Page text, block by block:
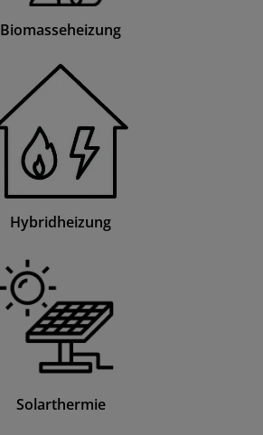
Biomasseheizung
Hybridheizung
Solarthermie